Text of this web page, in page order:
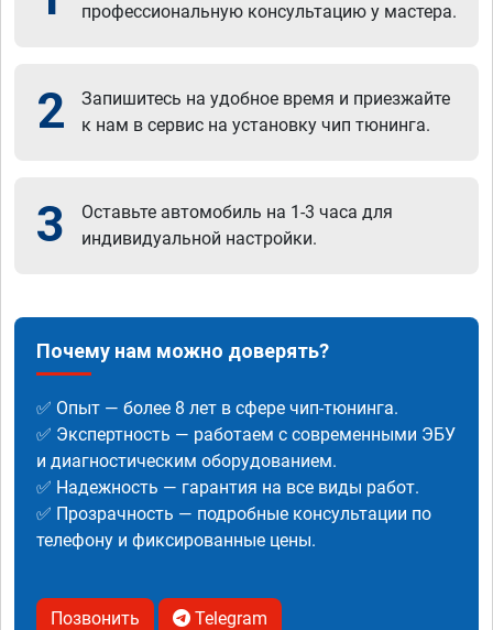
профессиональную консультацию у мастера.
2
Запишитесь на удобное время и приезжайте
к нам в сервис на установку чип тюнинга.
3
Оставьте автомобиль на 1-3 часа для
индивидуальной настройки.
Почему нам можно доверять?
✅ Опыт — более 8 лет в сфере чип-тюнинга.
✅ Экспертность — работаем с современными ЭБУ
и диагностическим оборудованием.
✅ Надежность — гарантия на все виды работ.
✅ Прозрачность — подробные консультации по
телефону и фиксированные цены.
Позвонить Telegram